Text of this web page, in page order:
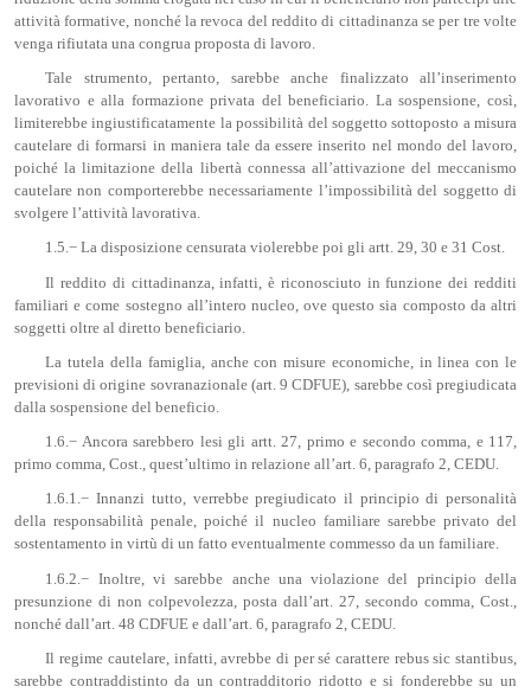
attività formative, nonché la revoca del reddito di cittadinanza se per tre volte
venga rifiutata una congrua proposta di lavoro.
Tale strumento, pertanto, sarebbe anche finalizzato all’inserimento
lavorativo e alla formazione privata del beneficiario. La sospensione, così,
limiterebbe ingiustificatamente la possibilità del soggetto sottoposto a misura
cautelare di formarsi in maniera tale da essere inserito nel mondo del lavoro,
poiché la limitazione della libertà connessa all’attivazione del meccanismo
cautelare non comporterebbe necessariamente l’impossibilità del soggetto di
svolgere l’attività lavorativa.
1.5.− La disposizione censurata violerebbe poi gli artt. 29, 30 e 31 Cost.
Il reddito di cittadinanza, infatti, è riconosciuto in funzione dei redditi
familiari e come sostegno all’intero nucleo, ove questo sia composto da altri
soggetti oltre al diretto beneficiario.
La tutela della famiglia, anche con misure economiche, in linea con le
previsioni di origine sovranazionale (art. 9 CDFUE), sarebbe così pregiudicata
dalla sospensione del beneficio.
1.6.− Ancora sarebbero lesi gli artt. 27, primo e secondo comma, e 117,
primo comma, Cost., quest’ultimo in relazione all’art. 6, paragrafo 2, CEDU.
1.6.1.− Innanzi tutto, verrebbe pregiudicato il principio di personalità
della responsabilità penale, poiché il nucleo familiare sarebbe privato del
sostentamento in virtù di un fatto eventualmente commesso da un familiare.
1.6.2.− Inoltre, vi sarebbe anche una violazione del principio della
presunzione di non colpevolezza, posta dall’art. 27, secondo comma, Cost.,
nonché dall’art. 48 CDFUE e dall’art. 6, paragrafo 2, CEDU.
Il regime cautelare, infatti, avrebbe di per sé carattere rebus sic stantibus,
sarebbe contraddistinto da un contradditorio ridotto e si fonderebbe su un